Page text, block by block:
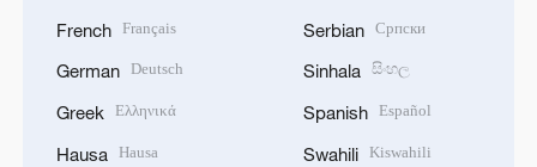
French Français
German Deutsch
Greek Ελληνικά
Hausa Hausa
Serbian Српски
Sinhala සිංහල
Spanish Español
Swahili Kiswahili